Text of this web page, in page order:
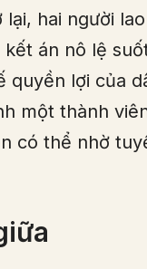
hai người
án nô lệ
lợi của
một thành
có thể nhờ